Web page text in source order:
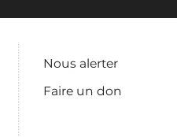
Nous alerter
Faire un don